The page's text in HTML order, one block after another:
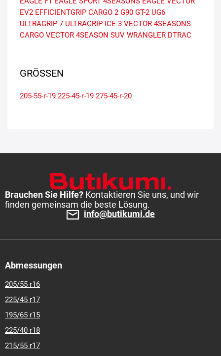
EV2 EFFICIENTGRIP CARGO 2 G90 GT-2 UG6
ULTRAGRIP 7 ULTRAGRIP ICE 3 VECTOR 4SEASONS
CARGO VECTOR 4SEASON SUV WRANGLER DTRAC
GRÖSSEN
205-55-r-19 225-45-r-19 275-45-r-20
Brauchen Sie Hilfe? Kontaktieren Sie uns, und wir
finden gemeinsam die beste Lösung.
info@butikumi.de
Abmessungen
205/55 r16
225/45 r17
195/65 r15
225/40 r18
215/55 r17